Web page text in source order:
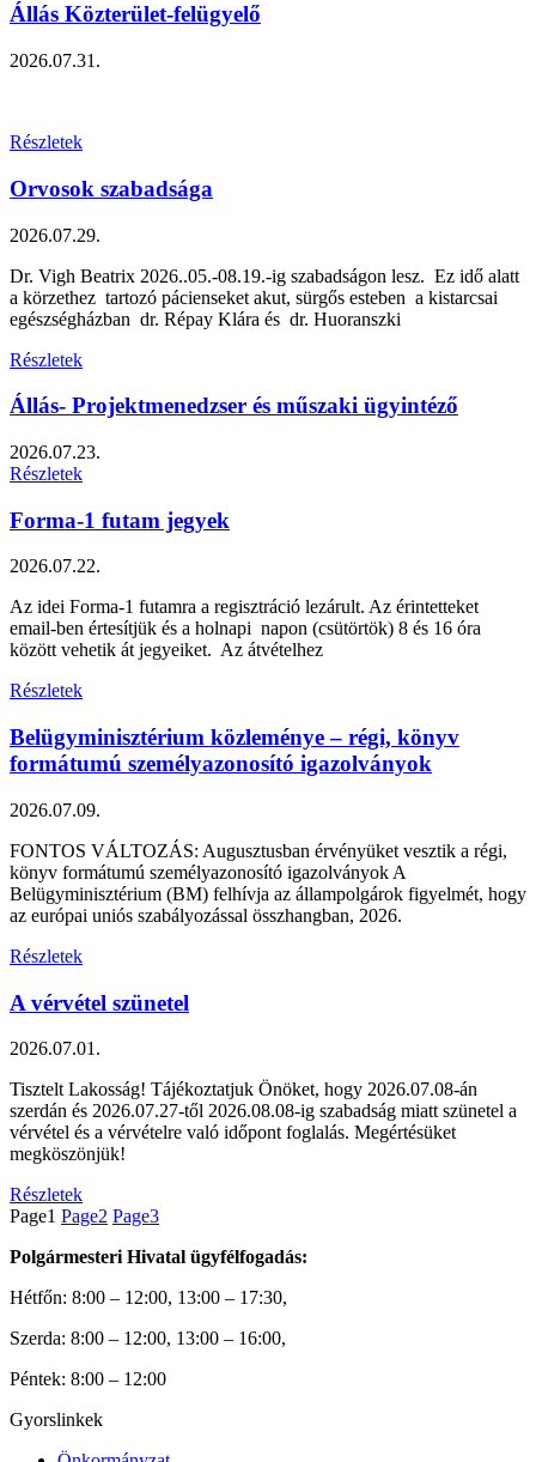
Állás Közterület-felügyelő
2026.07.31.
Részletek
Orvosok szabadsága
2026.07.29.
Dr. Vigh Beatrix 2026..05.-08.19.-ig szabadságon lesz. Ez idő alatt
a körzethez tartozó pácienseket akut, sürgős esteben a kistarcsai
egészségházban dr. Répay Klára és dr. Huoranszki
Részletek
Állás- Projektmenedzser és műszaki ügyintéző
2026.07.23.
Részletek
Forma-1 futam jegyek
2026.07.22.
Az idei Forma-1 futamra a regisztráció lezárult. Az érintetteket
email-ben értesítjük és a holnapi napon (csütörtök) 8 és 16 óra
között vehetik át jegyeiket. Az átvételhez
Részletek
Belügyminisztérium közleménye – régi, könyv
formátumú személyazonosító igazolványok
2026.07.09.
FONTOS VÁLTOZÁS: Augusztusban érvényüket vesztik a régi,
könyv formátumú személyazonosító igazolványok A
Belügyminisztérium (BM) felhívja az állampolgárok figyelmét, hogy
az európai uniós szabályozással összhangban, 2026.
Részletek
A vérvétel szünetel
2026.07.01.
Tisztelt Lakosság! Tájékoztatjuk Önöket, hogy 2026.07.08-án
szerdán és 2026.07.27-től 2026.08.08-ig szabadság miatt szünetel a
vérvétel és a vérvételre való időpont foglalás. Megértésüket
megköszönjük!
Részletek
Page1 Page2 Page3
Polgármesteri Hivatal ügyfélfogadás:
Hétfőn: 8:00 – 12:00, 13:00 – 17:30,
Szerda: 8:00 – 12:00, 13:00 – 16:00,
Péntek: 8:00 – 12:00
Gyorslinkek